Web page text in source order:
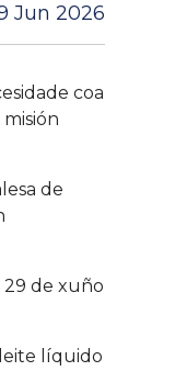
Jun 2026
coa
de
29 de xuño
líquido